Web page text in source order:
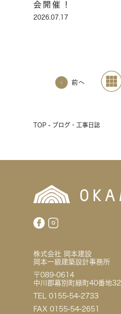
会開催！
2026.07.17
前へ
TOP - ブログ・工事日誌
株式会社 岡本建設
岡本一級建築設計事務所
〒089-0614
中川郡幕別町緑町40番地32
TEL 0155-54-2733
FAX 0155-54-2651